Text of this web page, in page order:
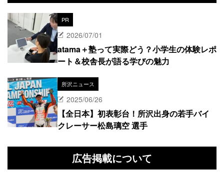
PR
2026/07/01
atama＋塾って実際どう？小学生の体験レポ
ート＆校舎長が語る学びの魅力
所沢ニュース
2025/06/26
【全日本】初表彰台！所沢出身の若手バイ
クレーサー松島璃空 選手
広告掲載について